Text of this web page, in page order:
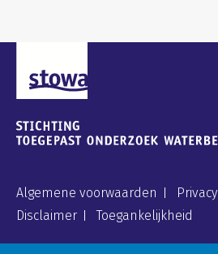
Algemene voorwaarden Privacy
Disclaimer
Toegankelijkheid